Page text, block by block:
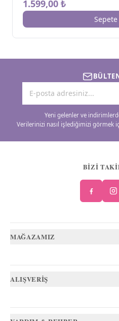
1.599,00 ₺
Sepete
Yeni gelenler ve
Verilerinizi nasıl işlediğimizi görmek
BİZİ
MAĞAZAMIZ
ALIŞVERİŞ